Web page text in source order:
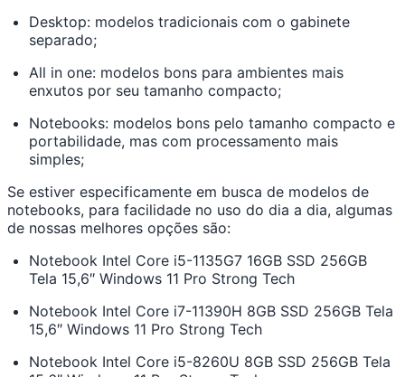
Desktop: modelos tradicionais com o gabinete
separado;
All in one: modelos bons para ambientes mais
enxutos por seu tamanho compacto;
Notebooks: modelos bons pelo tamanho compacto e
portabilidade, mas com processamento mais
simples;
Se estiver especificamente em busca de modelos de
notebooks, para facilidade no uso do dia a dia, algumas
de nossas melhores opções são:
Notebook Intel Core i5-1135G7 16GB SSD 256GB
Tela 15,6″ Windows 11 Pro Strong Tech
Notebook Intel Core i7-11390H 8GB SSD 256GB Tela
15,6″ Windows 11 Pro Strong Tech
Notebook Intel Core i5-8260U 8GB SSD 256GB Tela